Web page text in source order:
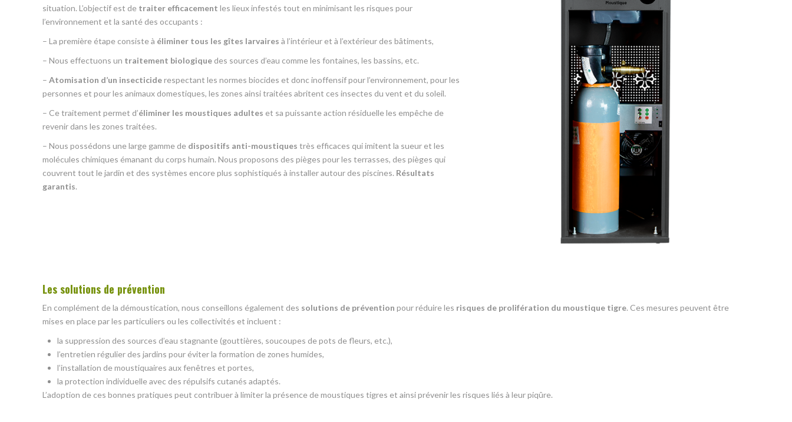
situation. L’objectif est de traiter efficacement les lieux infestés tout en minimisant les risques pour
l’environnement et la santé des occupants :
– La première étape consiste à éliminer tous les gîtes larvaires à l’intérieur et à l’extérieur des bâtiments,
– Nous effectuons un traitement biologique des sources d’eau comme les fontaines, les bassins, etc.
– Atomisation d’un insecticiderespectant les normes biocides et donc inoffensif pour l’environnement, pour les
personnes et pour les animaux domestiques, les zones ainsi traitées abritent ces insectes du vent et du soleil.
– Ce traitement permet d’éliminer les moustiques adultes et sa puissante action résiduelle les empêche de
revenir dans les zones traitées.
– Nous possédons une large gamme de dispositifs anti-moustiques très efficaces qui imitent la sueur et les
molécules chimiques émanant du corps humain. Nous proposons des pièges pour les terrasses, des pièges qui
couvrent tout le jardin et des systèmes encore plus sophistiqués à installer autour des piscines. Résultats
garantis.
Les solutions de prévention
En complément de la démoustication, nous conseillons également des solutions de prévention pour réduire les risques de prolifération du moustique tigre. Ces mesures peuvent être
mises en place par les particuliers ou les collectivités et incluent :
la suppression des sources d’eau stagnante (gouttières, soucoupes de pots de fleurs, etc.),
l’entretien régulier des jardins pour éviter la formation de zones humides,
l’installation de moustiquaires aux fenêtres et portes,
la protection individuelle avec des répulsifs cutanés adaptés.
L’adoption de ces bonnes pratiques peut contribuer à limiter la présence de moustiques tigres et ainsi prévenir les risques liés à leur piqûre.